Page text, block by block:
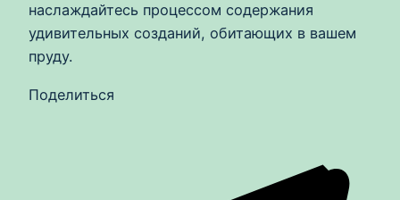
наслаждайтесь процессом содержания
удивительных созданий, обитающих в вашем
пруду.
Поделиться